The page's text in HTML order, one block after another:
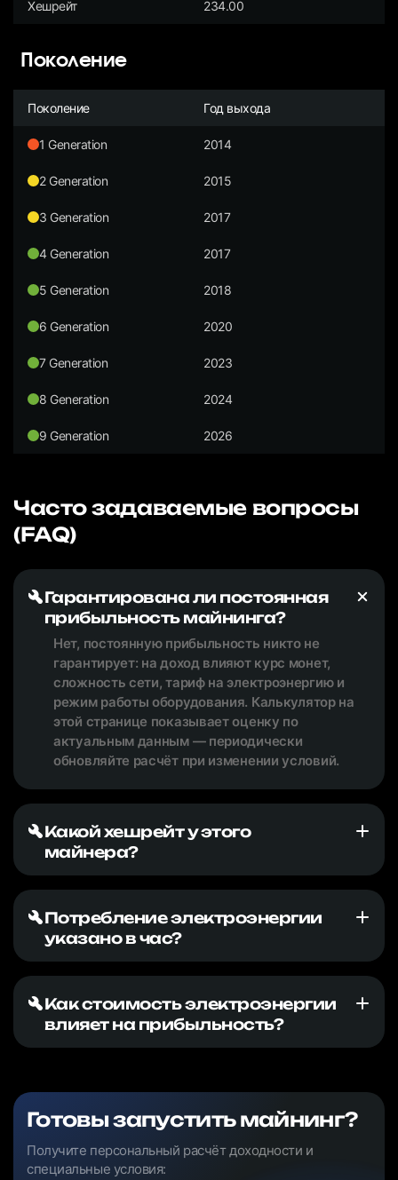
Хешрейт 234.00
Поколение
Поколение Год выхода
1 Generation 2014
2 Generation 2015
3 Generation 2017
4 Generation 2017
5 Generation 2018
6 Generation 2020
7 Generation 2023
8 Generation 2024
9 Generation 2026
Часто задаваемые вопросы
(FAQ)
Гарантирована ли постоянная
прибыльность майнинга?
Нет, постоянную прибыльность никто не
гарантирует: на доход влияют курс монет,
сложность сети, тариф на электроэнергию и
режим работы оборудования. Калькулятор на
этой странице показывает оценку по
актуальным данным — периодически
обновляйте расчёт при изменении условий.
Какой хешрейт у этого
майнера?
Потребление электроэнергии
указано в час?
Как стоимость электроэнергии
влияет на прибыльность?
Готовы запустить майнинг?
Получите персональный расчёт доходности и
специальные условия: